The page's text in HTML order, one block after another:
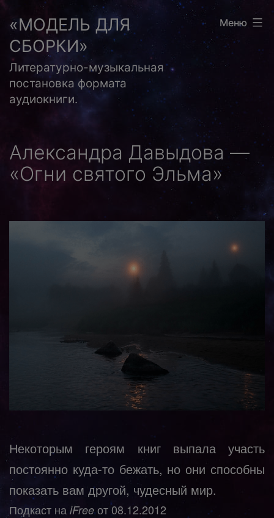
Перейти
содержимому
«МОДЕЛЬ ДЛЯ
СБОРКИ»
Литературно-музыкальная
постановка формата
аудиокниги.
Меню
Александра Давыдова —
«Огни святого Эльма»
Некоторым героям книг выпала участь
постоянно куда-то бежать, но они способны
показать вам другой, чудесный мир.
Подкаст на iFreeот 08.12.2012